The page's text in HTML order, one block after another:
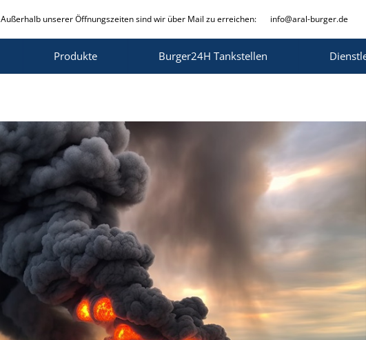
Außerhalb unserer Öffnungszeiten sind wir über Mail zu erreichen: info@aral-burger.de
Produkte Burger24H Tankstellen